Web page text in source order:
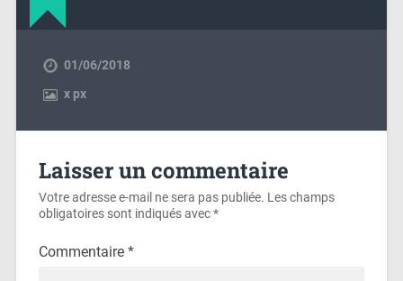
01/06/2018
xpx
Laisser un commentaire
Votre adresse e-mail ne sera pas publiée. Les champs
obligatoires sont indiqués avec*
Commentaire *